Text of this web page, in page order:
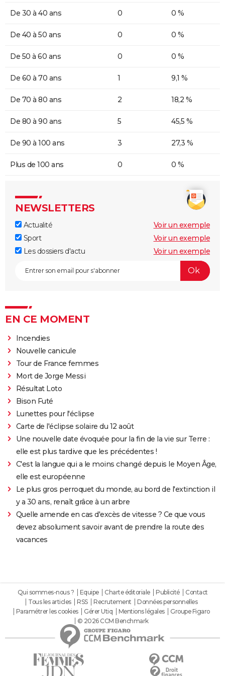
De 30 à 40 ans 0 0 %
De 40 à 50 ans 0 0 %
De 50 à 60 ans 0 0 %
De 60 à 70 ans 1 9,1 %
De 70 à 80 ans 2 18,2 %
De 80 à 90 ans 5 45,5 %
De 90 à 100 ans 3 27,3 %
Plus de 100 ans 0 0 %
NEWSLETTERS
Actualité
Voir un exemple
Sport
Voir un exemple
Les dossiers d'actu
Voir un exemple
EN CE MOMENT
Incendies
Nouvelle canicule
Tour de France femmes
Mort de Jorge Messi
Résultat Loto
Bison Futé
Lunettes pour l'éclipse
Carte de l'éclipse solaire du 12 août
Une nouvelle date évoquée pour la fin de la vie sur Terre :
elle est plus tardive que les précédentes !
C'est la langue qui a le moins changé depuis le Moyen Âge,
elle est européenne
Le plus gros perroquet du monde, au bord de l'extinction il
y a 30 ans, renaît grâce à un arbre
Quelle amende en cas d'excès de vitesse ? Ce que vous
devez absolument savoir avant de prendre la route des
vacances
Qui sommes-nous ? Equipe Charte éditoriale Publicité
Contact
Tous les articles
RSS Recrutement
Données personnelles
Paramétrer les cookies
Gérer Utiq Mentions légales
Groupe Figaro
© 2026 CCM Benchmark